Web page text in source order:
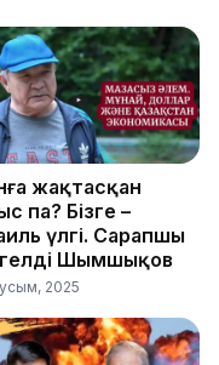
жақтасқан
па? Бізге –
үлгі. Сарапшы
Шымшықов
2025